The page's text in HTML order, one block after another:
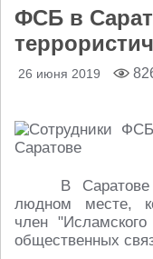
ФСБ в
26 июня 2019
В
людном месте,
член
общественных